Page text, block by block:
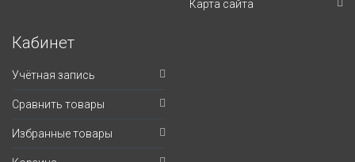
Карта сайта
Кабинет
Учётная запись
Сравнить товары
Избранные товары